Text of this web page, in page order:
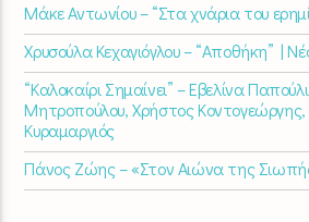
Μάκε Αντωνίου – “Στα χνάρια του
Χρυσούλα Κεχαγιόγλου – “Αποθήκη” |
“Καλοκαίρι Σημαίνει” – Εβελίνα
Μητροπούλου, Χρήστος
Κυραμαργιός
Πάνος Ζώης – «Στον Αιώνα της